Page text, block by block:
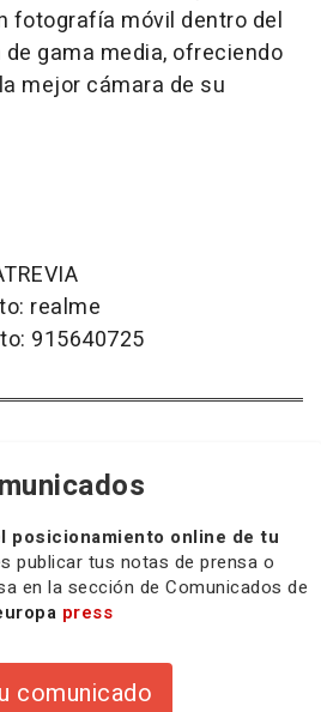
fotografía móvil dentro del
gama media, ofreciendo
mejor cámara de su
realme
915640725
posicionamiento online de tu
publicar tus notas de prensa o
en la sección de Comunicados de
press
comunicado